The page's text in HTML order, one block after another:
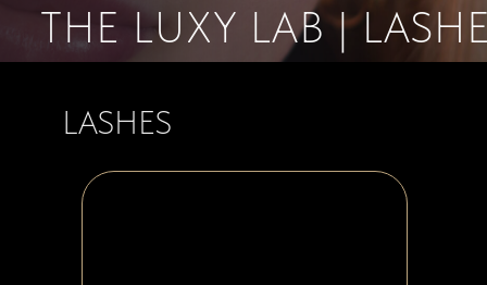
THE LUXY LAB |
LASHES